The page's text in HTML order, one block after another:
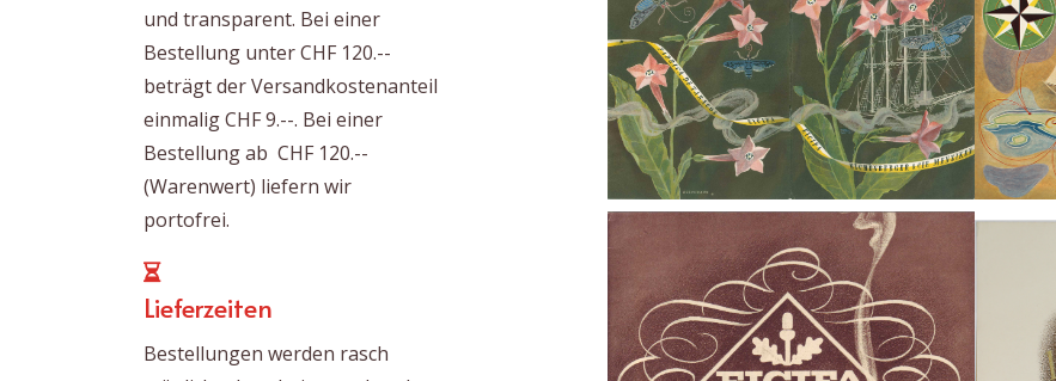
und transparent. Bei einer
Bestellung unter CHF 120.--
beträgt der Versandkostenanteil
einmalig CHF 9.--. Bei einer
Bestellung ab CHF 120.--
(Warenwert) liefern wir
portofrei.
Lieferzeiten
Bestellungen werden rasch